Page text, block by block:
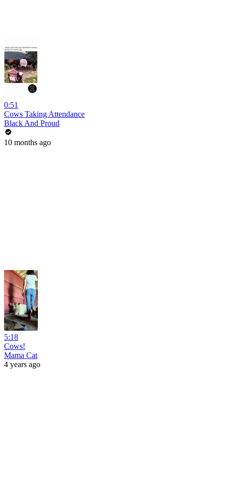
0:51
Cows Taking Attendance
Black And Proud
10 months ago
5:18
Cows!
Mama Cat
4 years ago